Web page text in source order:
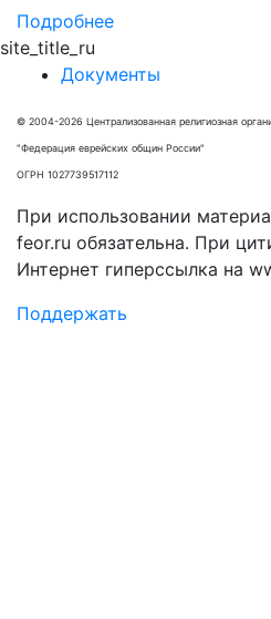
Подробнее
site_title_ru
Документы
© 2004-2026 Централизованная религиозная
"Федерация еврейских общин России"
ОГРН 1027739517112
При использовании
feor.ru обязательна. При
Интернет гиперссылка на
Поддержать